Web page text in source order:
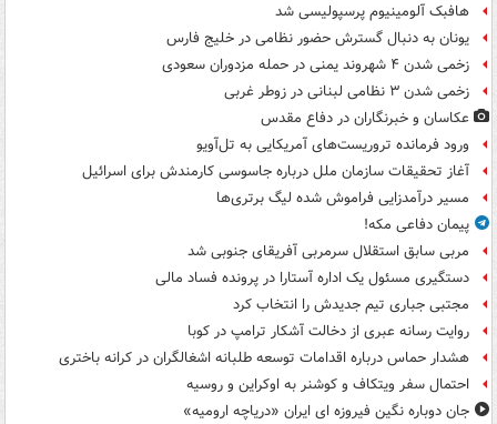
هافبک آلومینیوم پرسپولیسی شد
یونان به دنبال گسترش حضور نظامی در خلیج فارس
زخمی شدن ۴ شهروند یمنی در حمله مزدوران سعودی
زخمی شدن ۳ نظامی لبنانی در زوطر غربی
عکاسان و خبرنگاران در دفاع مقدس
ورود فرمانده تروریست‌های آمریکایی به تل‌آویو
آغاز تحقیقات سازمان ملل درباره جاسوسی کارمندش برای اسرائیل
مسیر درآمدزایی فراموش شده لیگ برتری‌ها
پیمان دفاعی مکه!
مربی سابق استقلال سرمربی آفریقای جنوبی شد
دستگیری مسئول یک اداره آستارا در پرونده فساد مالی
مجتبی جباری تیم جدیدش را انتخاب کرد
روایت رسانه عبری از دخالت آشکار ترامپ در کوبا
هشدار حماس درباره اقدامات توسعه طلبانه اشغالگران در کرانه باختری
احتمال سفر ویتکاف و کوشنر به اوکراین و روسیه
جان دوباره نگین فیروزه ای ایران «دریاچه ارومیه»